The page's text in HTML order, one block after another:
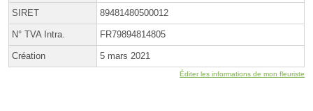
SIRET 89481480500012
N° TVA Intra. FR79894814805
Création 5 mars 2021
Éditer les informations de mon fleuriste